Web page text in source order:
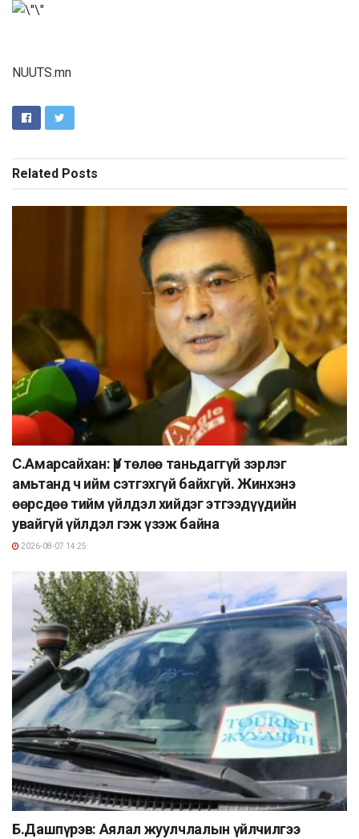
NUUTS.mn
Related Posts
С.Амарсайхан: Үр төлөө таньдаггүй зэрлэг
амьтанд ч ийм сэтгэхгүй байхгүй. Жинхэнэ
өөрсдөө тийм үйлдэл хийдэг этгээдүүдийн
увайгүй үйлдэл гэж үзэж байна
2026-08-07 14:25
Б.Дашпүрэв: Аялал жуулчлалын үйлчилгээ